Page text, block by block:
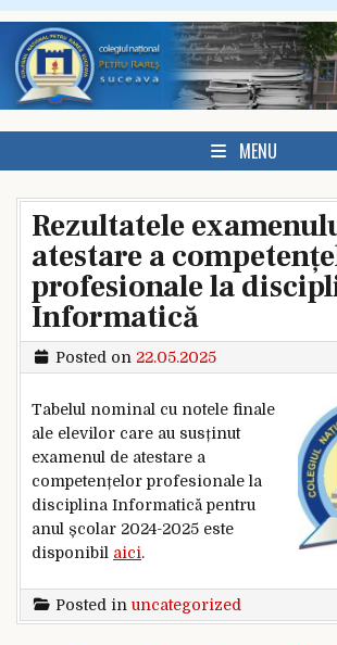
Skip to content
MENU
Rezultatele
atestare a
profesionale la
Informatică
Posted on 22.05.2025
Tabelul nominal cu notele finale
ale elevilor care au susținut
examenul de atestare a
competențelor profesionale la
disciplina Informatică pentru
anul școlar 2024-2025 este
disponibil aici.
Posted in uncategorized